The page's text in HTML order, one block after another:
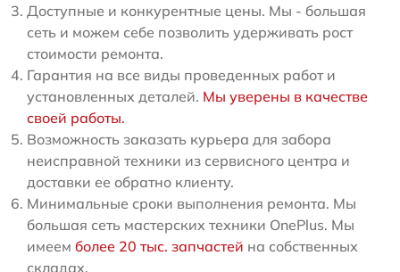
Доступные и конкурентные цены. Мы - большая
сеть и можем себе позволить удерживать рост
стоимости ремонта.
Гарантия на все виды проведенных работ и
установленных деталей. Мы уверены в качестве
своей работы.
Возможность заказать курьера для забора
неисправной техники из сервисного центра и
доставки ее обратно клиенту.
Минимальные сроки выполнения ремонта. Мы
большая сеть мастерских техники OnePlus. Мы
имеем более 20 тыс. запчастей на собственных
складах.